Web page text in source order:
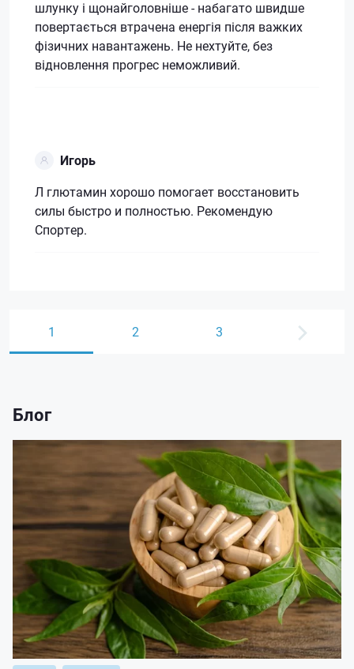
шлунку і щонайголовніше - набагато швидше
повертається втрачена енергія після важких
фізичних навантажень. Не нехтуйте, без
відновлення прогрес неможливий.
Игорь
Л глютамин хорошо помогает восстановить
силы быстро и полностью. Рекомендую
Спортер.
1 2 3
Блог